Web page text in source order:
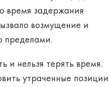
время задержания
возмущение и
пределами.
и нельзя терять время.
утраченные позиции